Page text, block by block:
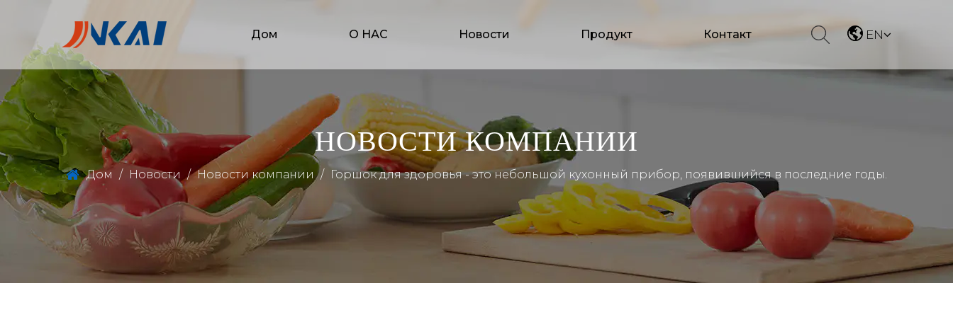
Дом О НАС Новости Продукт Контакт EN
НОВОСТИ КОМПАНИИ
Дом / Новости / Новости компании / Горшок для здоровья - это небольшой кухонный прибор, появившийся в последние годы.